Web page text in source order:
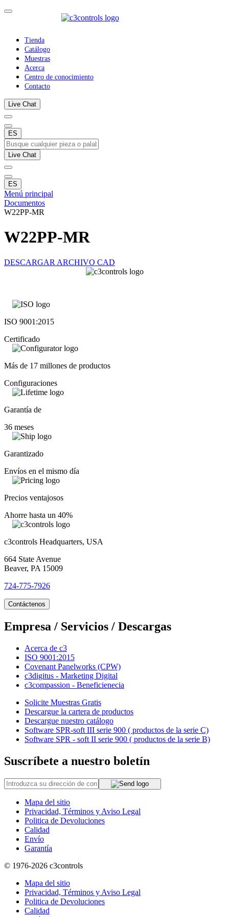
Tienda
Catálogo
Muestras
Acerca
Centro de conocimiento
Contacto
Live Chat
ES
Live Chat
ES
Menú principal
Documentos
W22PP-MR
W22PP-MR
DESCARGAR ARCHIVO CAD
ISO 9001:2015
Certificado
Más de 17 millones de productos
Configuraciones
Garantía de
36 meses
Garantizado
Envíos en el mismo día
Precios ventajosos
Ahorre hasta un 40%
c3controls Headquarters, USA
664 State Avenue
Beaver, PA 15009
724-775-7926
Contáctenos
Empresa / Servicios / Descargas
Acerca de c3
ISO 9001:2015
Covenant Panelworks (CPW)
c3digitus - Marketing Digital
c3compassion - Beneficienecia
Solicite Muestras Gratis
Descargue la cartera de productos
Descargue nuestro catálogo
Software SPR-soft III serie 900 ( productos de la serie C)
Software SPR - soft II serie 900 ( productos de la serie B)
Suscríbete a nuestro boletín
Mapa del sitio
Privacidad, Términos y Aviso Legal
Politica de Devoluciones
Calidad
Envío
Garantía
© 1976-2026 c3controls
Mapa del sitio
Privacidad, Términos y Aviso Legal
Politica de Devoluciones
Calidad